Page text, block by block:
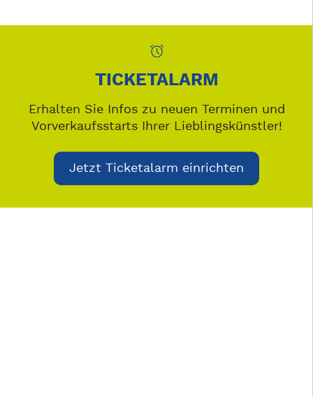
TICKETALARM
Erhalten Sie Infos zu neuen Terminen und
Vorverkaufsstarts Ihrer Lieblingskünstler!
Jetzt Ticketalarm einrichten